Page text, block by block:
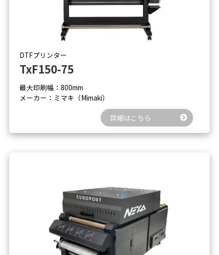
DTFプリンター
TxF150-75
最大印刷幅：800mm
メーカー：ミマキ（Mimaki）
詳細はこちら